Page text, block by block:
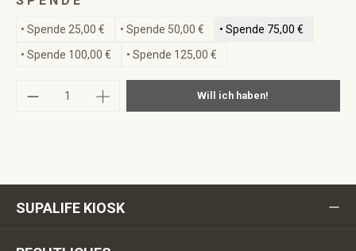
• Spende 25,00 € • Spende 50,00 €
• Spende 75,00 €
• Spende 100,00 €
• Spende 125,00 €
Produkt Anzahl: Gib den gewünschten
Will ich haben!
SUPALIFE KIOSK